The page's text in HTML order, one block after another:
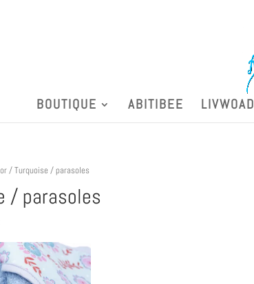
BOUTIQUE ABITIBEE LIVWOAD
/ Turquoise / parasoles
/ parasoles